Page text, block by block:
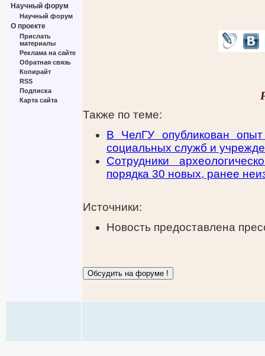
Научный форум
Научный форум
О проекте
Прислать
материалы
Реклама на сайте
Обратная связь
Копирайт
RSS
Подписка
Карта сайта
Также по теме:
В ЧелГУ опубликован
социальных служб и
Сотрудники
порядка 30 новых, ранее
Источники:
Новость предоставлена